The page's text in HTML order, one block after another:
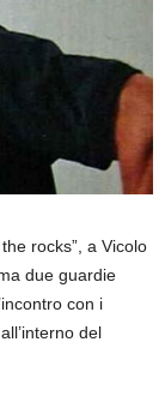
rocks”, a Vicolo
due guardie
con i
del